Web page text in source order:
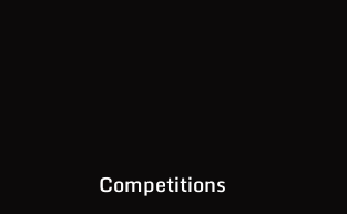
Competitions